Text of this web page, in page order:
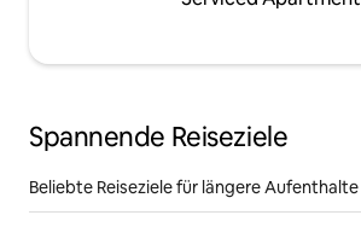
Spannende Reiseziele
Beliebte Reiseziele für längere Aufenthalte